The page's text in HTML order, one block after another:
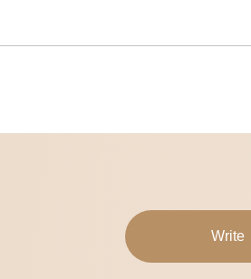
Write